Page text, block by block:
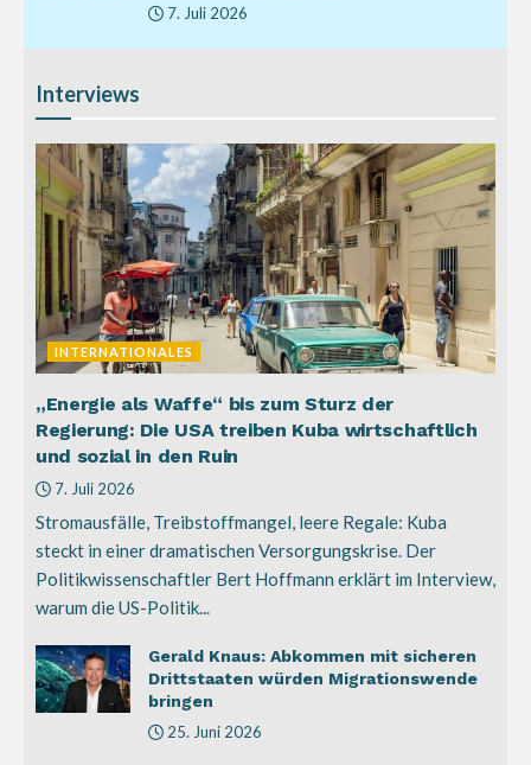
7. Juli 2026
Interviews
INTERNATIONALES
„Energie als Waffe“ bis zum Sturz der
Regierung: Die USA treiben Kuba wirtschaftlich
und sozial in den Ruin
7. Juli 2026
Stromausfälle, Treibstoffmangel, leere Regale: Kuba
steckt in einer dramatischen Versorgungskrise. Der
Politikwissenschaftler Bert Hoffmann erklärt im Interview,
warum die US-Politik...
Gerald Knaus: Abkommen mit sicheren
Drittstaaten würden Migrationswende
bringen
25. Juni 2026